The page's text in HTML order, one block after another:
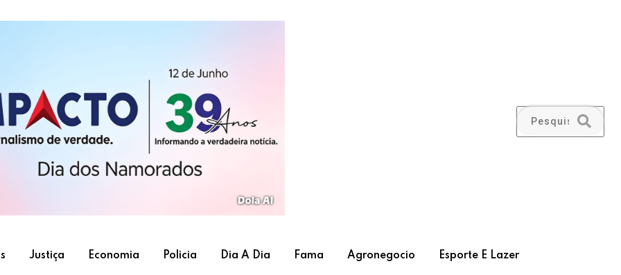
Justiça Economia Policia Dia A Dia Fama Agronegocio Esporte E Lazer